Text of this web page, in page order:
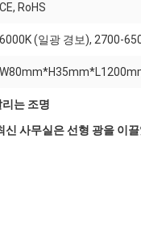
CE, RoHS
6000K (일광 경보), 2700-
는 조명
사무실은 선형 광을 이끌